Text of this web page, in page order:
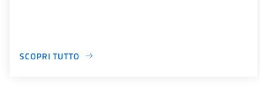
SCOPRI TUTTO